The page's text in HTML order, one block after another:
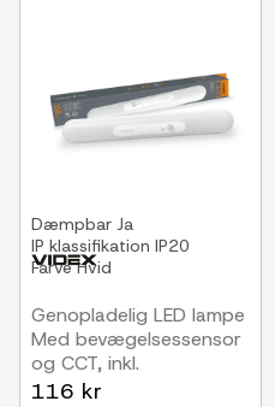
Dæmpbar Ja
IP klassifikation IP20
FarveHvid
Genopladelig LED lampe
Med bevægelsessensor
og CCT, inkl.
fjernbetjening
116 kr